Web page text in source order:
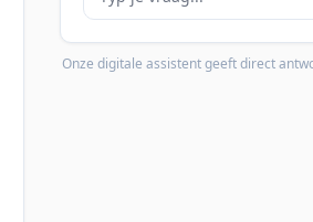
Onze digitale assistent geeft direct